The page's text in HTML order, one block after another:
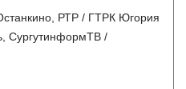
РТР / ГТРК Югория
СургутинформТВ /